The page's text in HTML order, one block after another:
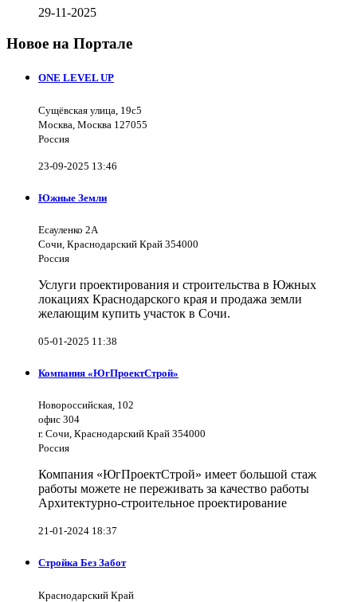
29-11-2025
Новое на Портале
ONE LEVEL UP
Сущёвская улица, 19с5
Москва, Москва 127055
Россия
23-09-2025 13:46
Южные Земли
Есауленко 2А
Сочи, Краснодарский Край 354000
Россия
Услуги проектирования и строительства в Южных
локациях Краснодарского края и продажа земли
желающим купить участок в Сочи.
05-01-2025 11:38
Компания «ЮгПроектСтрой»
Новороссийская, 102
офис 304
г. Сочи, Краснодарский Край 354000
Россия
Компания «ЮгПроектСтрой» имеет большой стаж
работы можете не переживать за качество работы
Архитектурно-строительное проектирование
21-01-2024 18:37
Стройка Без Забот
Краснодарский Край